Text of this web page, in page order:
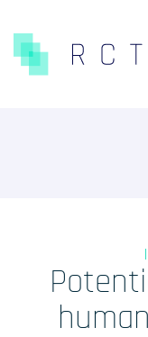
Études
Études sur
Accès